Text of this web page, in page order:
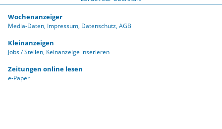
Wochenanzeiger
Media-Daten Impressum Datenschutz AGB
Kleinanzeigen
Jobs / Stellen Keinanzeige inserieren
Zeitungen online lesen
e-Paper